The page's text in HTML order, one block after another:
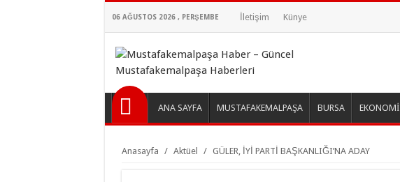
06 AĞUSTOS 2026 , PERŞEMBE İletişim Künye
ANA SAYFA MUSTAFAKEMALPAŞA BURSA EKONOMİ
Anasayfa / Aktüel / GÜLER, İYİ PARTİ BAŞKANLIĞI’NA ADAY